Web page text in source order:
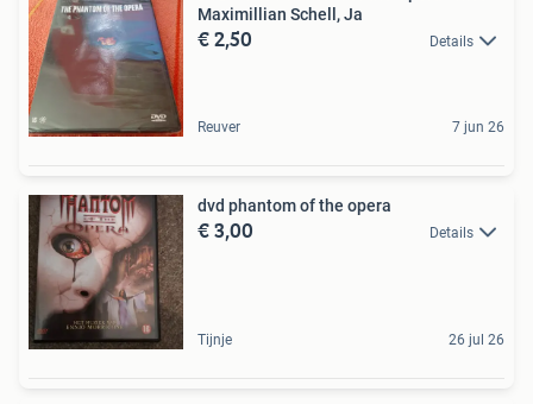
Maximillian Schell, Ja
€ 2,50 Details
Reuver 7 jun 26
dvd phantom of the opera
€ 3,00 Details
Tijnje 26 jul 26